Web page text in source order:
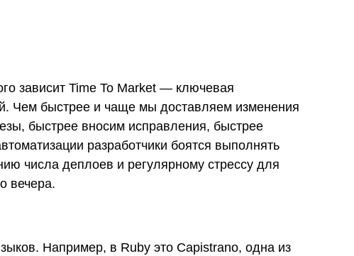
зависит Time To Market — ключевая
Чем быстрее и чаще мы доставляем изменения
быстрее вносим исправления, быстрее
разработчики боятся выполнять
числа деплоев и регулярному стрессу для
вечера.
Например, в Ruby это Capistrano, одна из